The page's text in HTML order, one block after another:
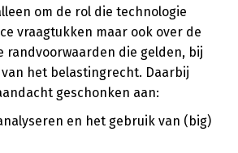
om de rol die technologie
vraagtukken maar ook over de
randvoorwaarden die gelden, bij
het belastingrecht. Daarbij
geschonken aan:
en het gebruik van (big)